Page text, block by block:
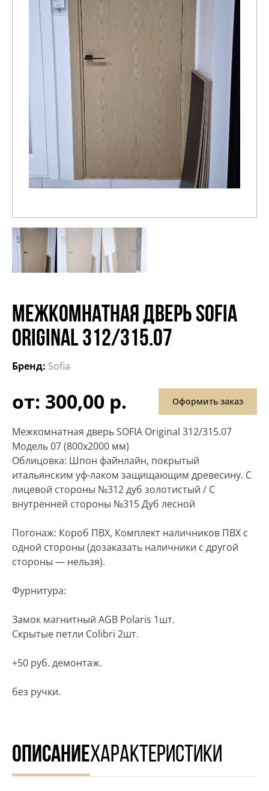
МЕЖКОМНАТНАЯ ДВЕРЬ SOFIA
ORIGINAL 312/315.07
Бренд: Sofia
от: 300,00 р. Оформить заказ
Межкомнатная дверь SOFIA Original 312/315.07
Модель 07 (800х2000 мм)
Облицовка: Шпон файнлайн, покрытый
итальянским уф-лаком защищающим древесину. С
лицевой стороны №312 дуб золотистый / С
внутренней стороны №315 Дуб лесной
Погонаж: Короб ПВХ, Комплект наличников ПВХ с
одной стороны (дозаказать наличники с другой
стороны — нельзя).
Фурнитура:
Замок магнитный AGB Polaris 1шт.
Скрытые петли Colibri 2шт.
+50 руб. демонтаж.
без ручки.
ОПИСАНИЕХАРАКТЕРИСТИКИ
Распродажа